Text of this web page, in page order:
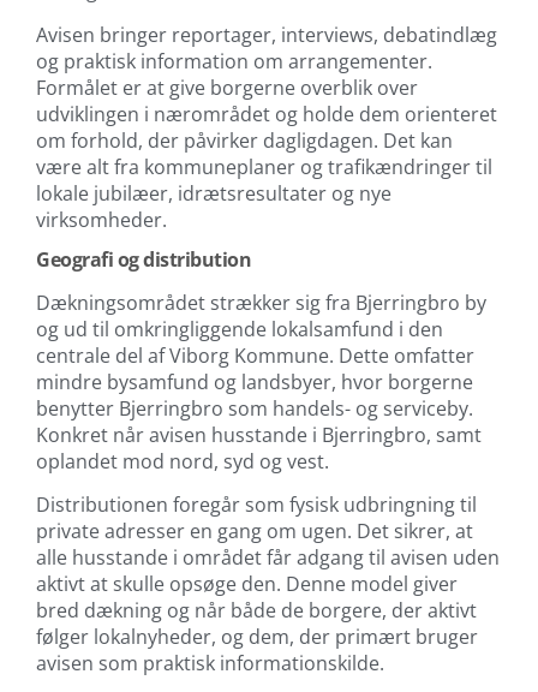
Avisen bringer reportager, interviews, debatindlæg
og praktisk information om arrangementer.
Formålet er at give borgerne overblik over
udviklingen i nærområdet og holde dem orienteret
om forhold, der påvirker dagligdagen. Det kan
være alt fra kommuneplaner og trafikændringer til
lokale jubilæer, idrætsresultater og nye
virksomheder.
Geografi og distribution
Dækningsområdet strækker sig fra Bjerringbro by
og ud til omkringliggende lokalsamfund i den
centrale del af Viborg Kommune. Dette omfatter
mindre bysamfund og landsbyer, hvor borgerne
benytter Bjerringbro som handels- og serviceby.
Konkret når avisen husstande i Bjerringbro, samt
oplandet mod nord, syd og vest.
Distributionen foregår som fysisk udbringning til
private adresser en gang om ugen. Det sikrer, at
alle husstande i området får adgang til avisen uden
aktivt at skulle opsøge den. Denne model giver
bred dækning og når både de borgere, der aktivt
følger lokalnyheder, og dem, der primært bruger
avisen som praktisk informationskilde.